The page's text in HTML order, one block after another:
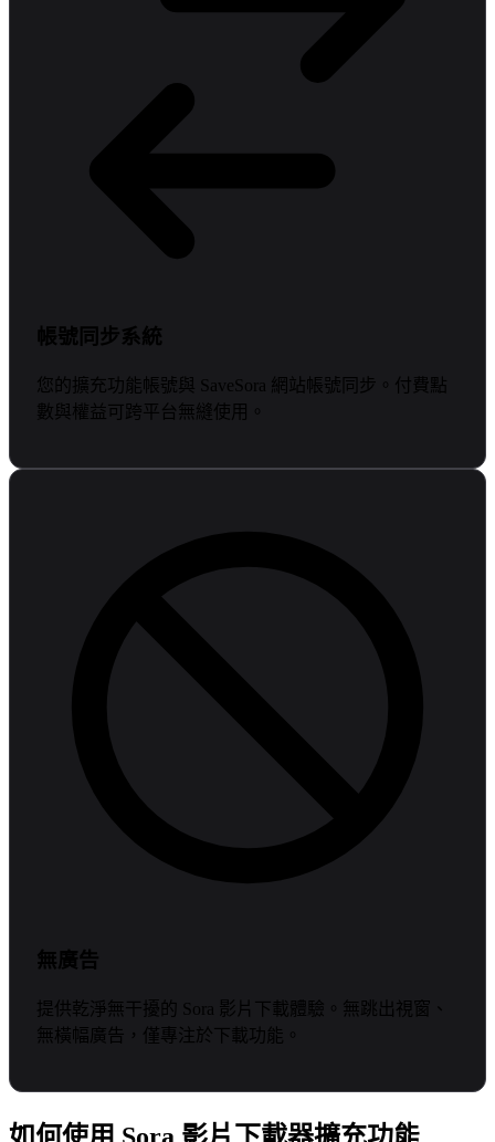
帳號同步系統
您的擴充功能帳號與 SaveSora 網站帳號同步。付費點
數與權益可跨平台無縫使用。
無廣告
提供乾淨無干擾的 Sora 影片下載體驗。無跳出視窗、
無橫幅廣告，僅專注於下載功能。